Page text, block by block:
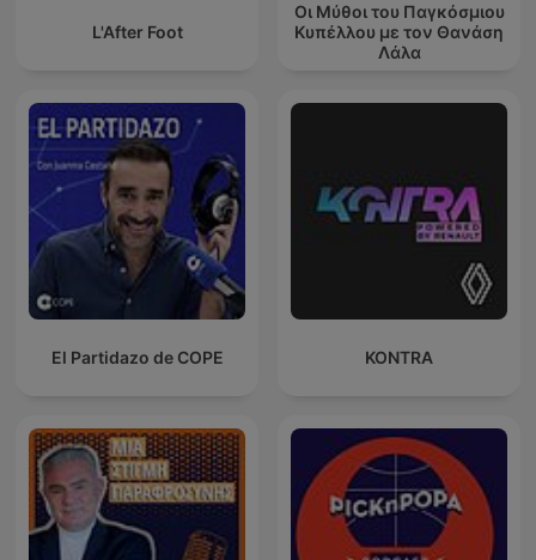
L'After Foot
Οι Μύθοι του Παγκόσμιου
Κυπέλλου με τον Θανάση
Λάλα
El Partidazo de COPE KONTRA